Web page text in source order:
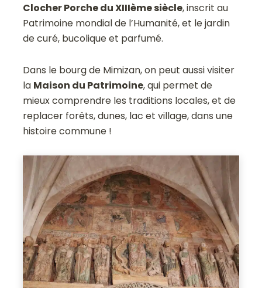
Clocher Porche du XIIIème siècle, inscrit au
Patrimoine mondial de l’Humanité, et le jardin
de curé, bucolique et parfumé.
Dans le bourg de Mimizan, on peut aussi visiter
la Maison du Patrimoine, qui permet de
mieux comprendre les traditions locales, et de
replacer forêts, dunes, lac et village, dans une
histoire commune !